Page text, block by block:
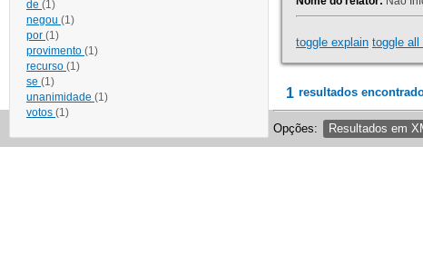
de (1)
negou (1)
por (1)
provimento (1)
recurso (1)
se (1)
unanimidade (1)
votos (1)
toggle explain toggle all
1 resultados
Opções: Resultados em